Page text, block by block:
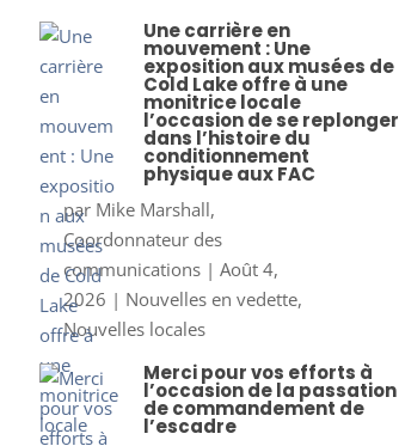
Une carrière en
mouvement : Une
exposition aux musées de
Cold Lake offre à une
monitrice locale
l’occasion de se replonger
dans l’histoire du
conditionnement
physique aux FAC
par Mike Marshall,
Coordonnateur des
communications| Août 4,
2026 | Nouvelles en vedette,
Nouvelles locales
Merci pour vos efforts à
l’occasion de la passation
de commandement de
l’escadre